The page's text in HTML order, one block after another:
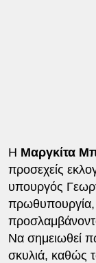
Η Μαργκίτα
προσεχείς
υπουργός
πρωθυπουργία,
Να σημειωθεί
σκυλιά, καθώς